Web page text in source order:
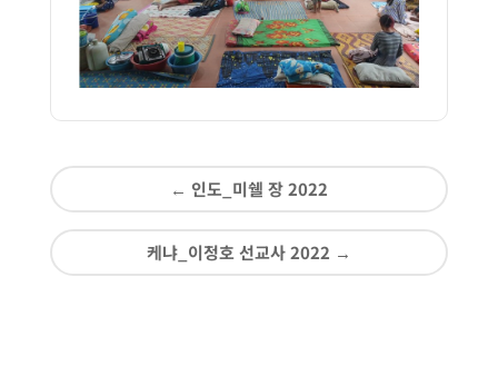
← 인도_미쉘 장 2022
케냐_이정호 선교사 2022 →